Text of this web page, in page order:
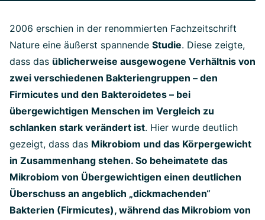
2006 erschien in der renommierten Fachzeitschrift
Nature eine äußerst spannende Studie. Diese zeigte,
dass das üblicherweise ausgewogene Verhältnis von
zwei verschiedenen Bakteriengruppen – den
Firmicutes und den Bakteroidetes – bei
übergewichtigen Menschen im Vergleich zu
schlanken stark verändert ist. Hier wurde deutlich
gezeigt, dass das Mikrobiom und das Körpergewicht
in Zusammenhang stehen. So beheimatete das
Mikrobiom von Übergewichtigen einen deutlichen
Überschuss an angeblich „dickmachenden“
Bakterien (Firmicutes), während das Mikrobiom von